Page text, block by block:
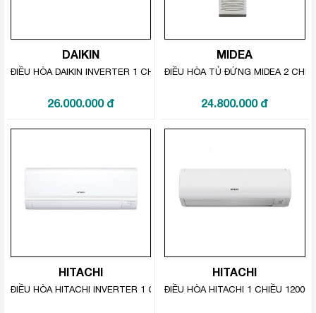
điện và các tính năng khá đa dạng. Đồng thời các bạn
cũng có thể xem xét đến các sản phẩm bởi khả năng
vận hành một cách bền bỉ và yên tĩnh phù hợp cho trẻ
nhỏ và người già, bảo vệ sức khỏe cho gia đình.
DAIKIN
ĐIỀU HÒA DAIKIN INVERTER 1 CHIỀU 20500 BTU FTKS60GVMV
26.000.000 đ
MIDEA
ĐIỀU HÒA TỦ ĐỨNG MIDEA 2
24.800.000 đ
HITACHI
ĐIỀU HÒA HITACHI INVERTER 1 CHIỀU 12000BTU RAS-X13CJV/RAC-
HITACHI
ĐIỀU HÒA HITACHI 1 CHIỀU